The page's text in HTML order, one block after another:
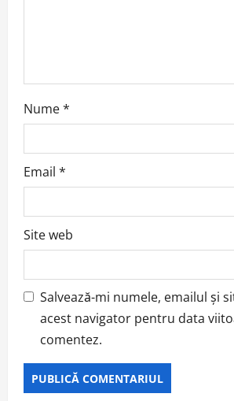
Nume*
Email *
Site web
Salvează-mi numele, emailul și
acest navigator pentru data
comentez.